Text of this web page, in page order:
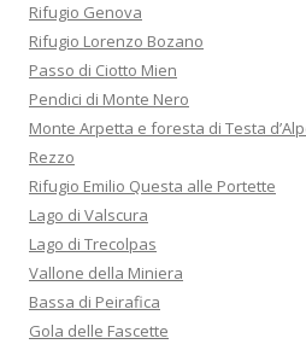
Rifugio Genova
Rifugio Lorenzo Bozano
Passo di Ciotto Mien
Pendici di Monte Nero
Monte Arpetta e foresta di Testa
Rezzo
Rifugio Emilio Questa alle Portette
Lago di Valscura
Lago di Trecolpas
Vallone della Miniera
Bassa di Peirafica
Gola delle Fascette